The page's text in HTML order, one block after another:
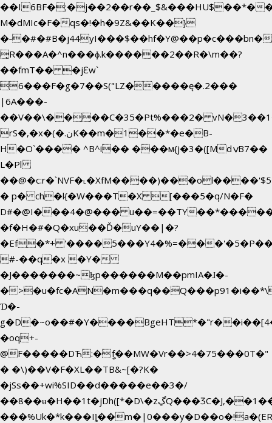
��I6BF�;�j��2��r��_$&���HU$��*�
M�dMIc�F�qs�!�h�9Z&��K��}
�˗�#�#B�j44yI���$��hf�Y@��p�c���bn�
̟R���A�^n���ɸ.k������2��R�\m��?
��fmT�� �jԐw`
6���F�g�7��S("LZ�����ę�.2���
|6A���-
��V��\����C�35�Pt%���2�
rS�,�x�(�.نK��m�1��*�e�B-
H�O`���� ^B^i�� ���м{j�3�([MdݍB7��
L�Pl
� p� ch�l{�W���T�X [���5�q/N�F�
D#�@I���4�@��� u��=��TY
�f�H�#�Q�xu��Ď�uY��|�?
�Ef�*+ '����5���Y4�%=��
#-��q�x �Y�
�J�������~ɮp������M��pmIA�ɺ�-
�
Ɗ�-
�oq+-
@F�����DЋ:�ީf��MW�Vr��>4�75���0T�"
� �\)��V�F�XL��TB&~[�?K�
�jSs��+wi%SID�� d�����e��3�/
��8��ʉ�H��1t�jDh([*�D\�zڲQ���ӠC�J,��1���eJ��U��j�\���&�6­